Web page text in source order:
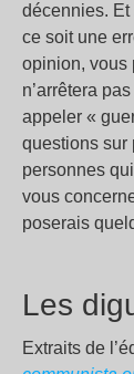
décennies. Et
ce soit une
opinion, vous
n’arrêtera
appeler «
questions sur
personnes
vous
poserais
Les
Extraits de